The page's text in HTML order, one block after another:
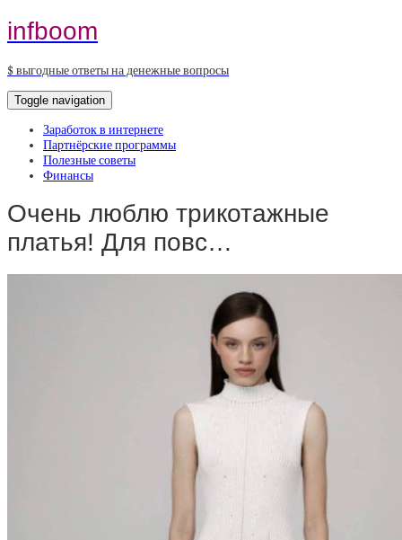
infboom
$ выгодные ответы на денежные вопросы
Toggle navigation
Заработок в интернете
Партнёрские программы
Полезные советы
Финансы
Очень люблю трикотажные
платья! Для повс…